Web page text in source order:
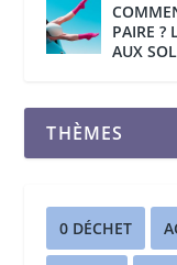
PAIRE ?
AUX
THÈMES
0 DÉCHET